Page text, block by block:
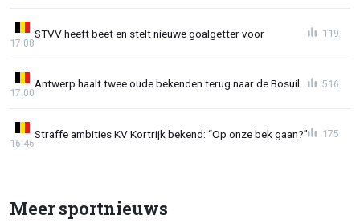
STVV heeft beet en stelt nieuwe goalgetter voor
17:08
119
Antwerp haalt twee oude bekenden terug naar de Bosuil
17:00
516
Straffe ambities KV Kortrijk bekend: “Op onze bek gaan?”
16:46
175
Meer sportnieuws